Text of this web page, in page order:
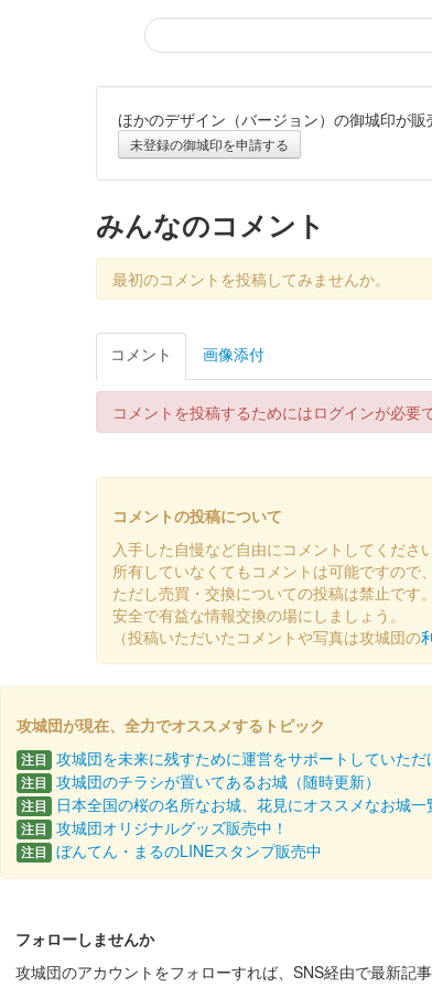
箕輪城 御城印 お城EXPO2024 秋扇
販売終了
2024年12月21、22日に開催されたお城EXPO
箕輪城 登城記念証 越前若狭お城
販売終了
30枚限定
箕輪城 登城記念証
15枚限定
箕輪城 登城記念証 越前若狭お城
販売終了
箕輪城 登城記念証 越前若狭お城
販売終了
15枚限定
ほかのデザイン（バージョン）の御城印が
未登録の御城印を申請する
みんなのコメント
最初のコメントを投稿してみませんか。
コメント 画像添付
コメントを投稿するためにはログインが必要で
コメントの投稿について
入手した自慢など自由にコメントしてくださ
所有していなくてもコメントは可能ですので
ただし売買・交換についての投稿は禁止です
安全で有益な情報交換の場にしましょう。
（投稿いただいたコメントや写真は攻城団の
攻城団が現在、全力でオススメするトピック
注目 攻城団を未来に残すために運営をサポートしていただ
注目 攻城団のチラシが置いてあるお城（随時更新）
注目 日本全国の桜の名所なお城、花見にオススメなお城一
注目 攻城団オリジナルグッズ販売中！
注目 ぼんてん・まるのLINEスタンプ販売中
フォローしませんか
攻城団のアカウントをフォローすれば、SNS経由で最新記